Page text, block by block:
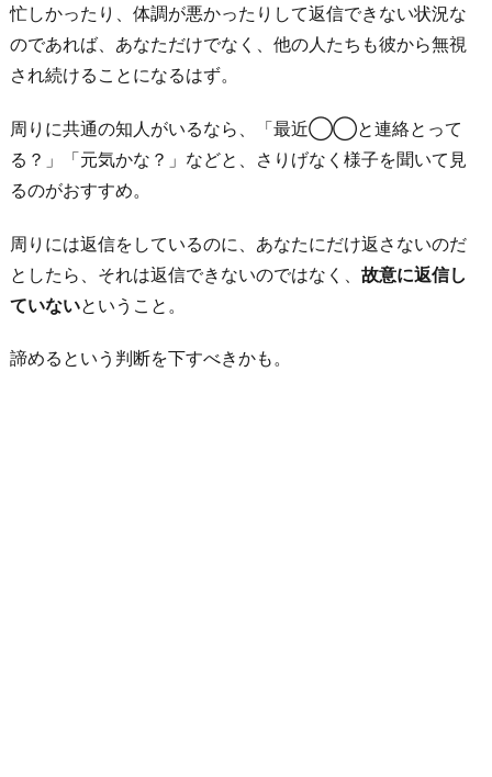
り
に
忙しかったり、体調が悪かったりして返信できない状況な
のであれば、あなただけでなく、他の人たちも彼から無視
され続けることになるはず。
周りに共通の知人がいるなら、「最近◯◯と連絡とって
る？」「元気かな？」などと、さりげなく様子を聞いて見
るのがおすすめ。
周りには返信をしているのに、あなたにだけ返さないのだ
としたら、それは返信できないのではなく、 故意に返信し
ていないということ。
諦めるという判断を下すべきかも。